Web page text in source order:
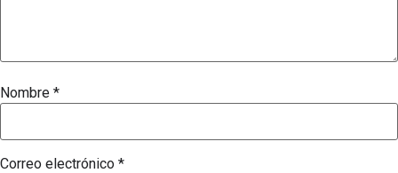
Nombre *
Correo electrónico *